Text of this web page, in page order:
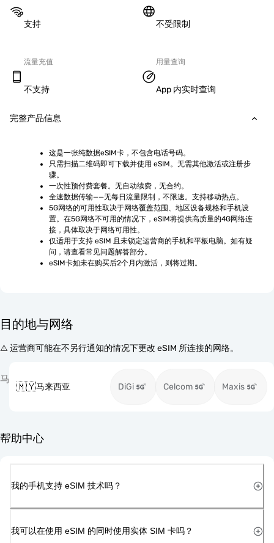
支持 不受限制
流量充值
不支持
用量查询
App 内实时查询
完整产品信息
这是一张纯数据eSIM卡，不包含电话号码。
只需扫描二维码即可下载并使用 eSIM。无需其他激活或注册步
骤。
一次性预付费套餐。无自动续费，无合约。
全速数据传输——无每日流量限制，不限速。支持移动热点。
5G网络的可用性取决于网络覆盖范围、地区设备规格和手机设
置。在5G网络不可用的情况下，eSIM将提供高质量的4G网络连
接，具体取决于网络可用性。
仅适用于支持 eSIM 且未锁定运营商的手机和平板电脑。如有疑
问，请查看常见问题解答部分。
eSIM卡如未在购买后2个月内激活，则将过期。
目的地与网络
⚠️ 运营商可能在不另行通知的情况下更改 eSIM 所连接的网络。
马
🇲🇾马来西亚 DiGi Celcom Maxis
帮助中心
我的手机支持 eSIM 技术吗？
我可以在使用 eSIM 的同时使用实体 SIM 卡吗？